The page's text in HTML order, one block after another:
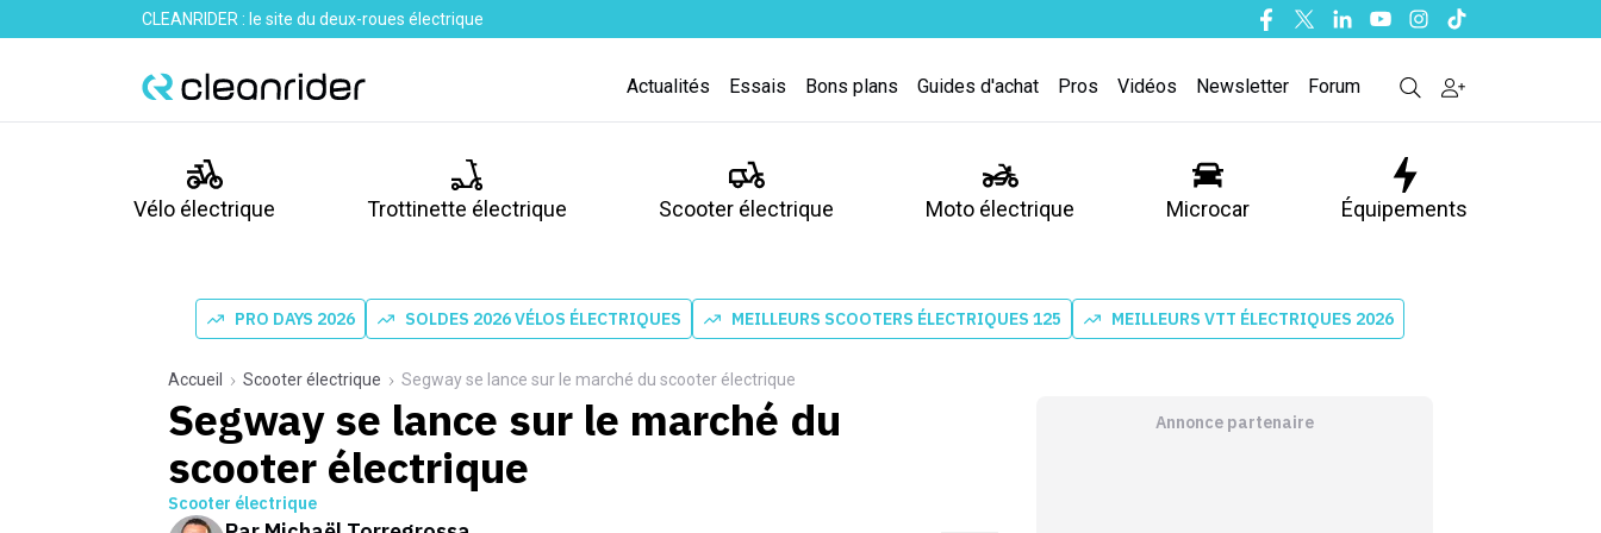
CLEANRIDER : le site du deux-roues électrique Facebook
TwitterLinkedinYoutubeInstagram
Tiktok
Actualités Essais Bons plans Guides d'achat Pros Vidéos Newsletter Forum
Vélo électrique Trottinette électrique Scooter électrique Moto électrique Microcar Équipements
PRO DAYS 2026 SOLDES 2026 VÉLOS ÉLECTRIQUES MEILLEURS SCOOTERS ÉLECTRIQUES 125 MEILLEURS VTT ÉLECTRIQUES 2026
Accueil Scooter électrique Segway se lance sur le marché du scooter électrique
Segway se lance sur le marché du
scooter électrique
Scooter électrique
Annonce partenaire